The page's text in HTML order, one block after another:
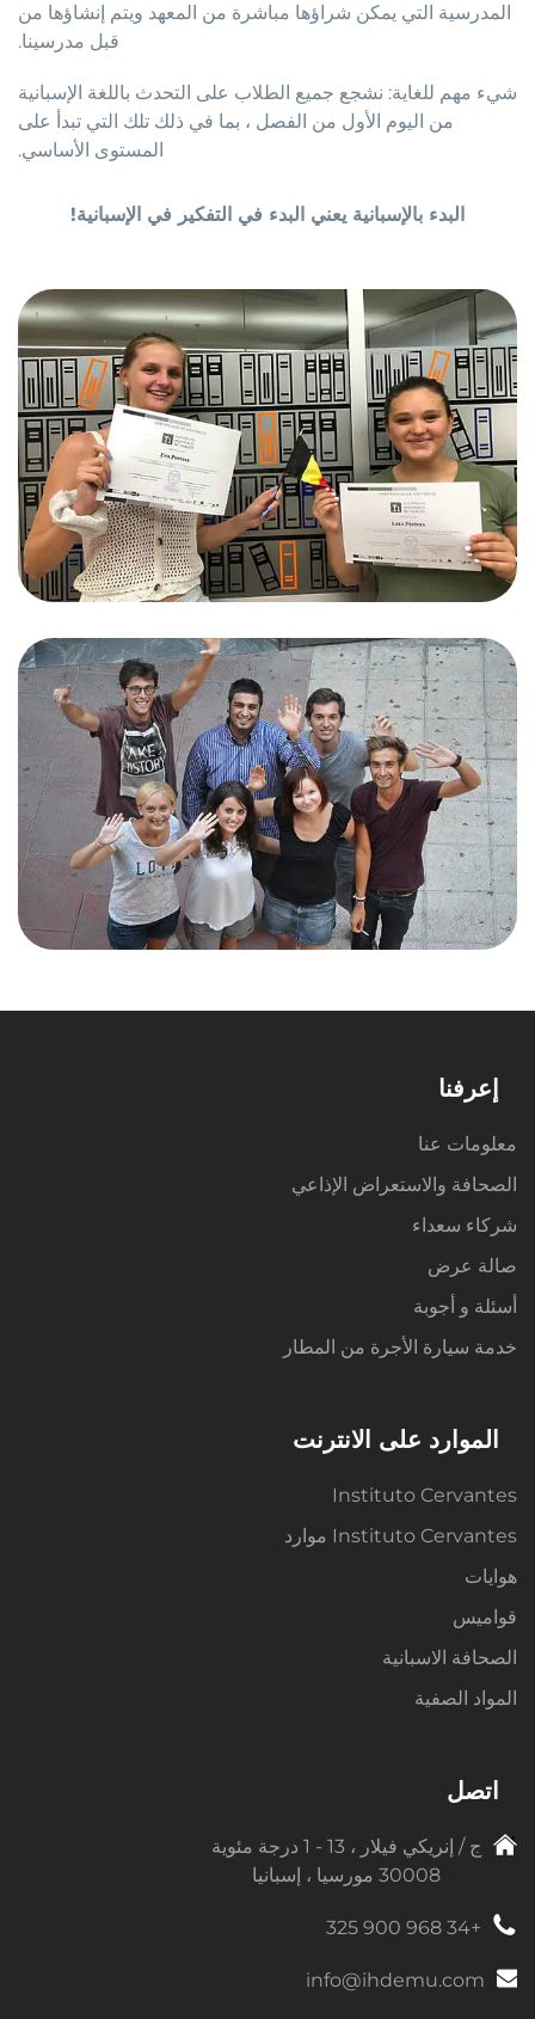
المدرسية التي يمكن شراؤها مباشرة من المعهد ويتم إنشاؤها من
قبل مدرسينا.
شيء مهم للغاية: نشجع جميع الطلاب على التحدث باللغة الإسبانية
من اليوم الأول من الفصل ، بما في ذلك تلك التي تبدأ على
المستوى الأساسي.
البدء بالإسبانية يعني البدء في التفكير في الإسبانية!
إعرفنا
معلومات عنا
الصحافة والاستعراض الإذاعي
شركاء سعداء
صالة عرض
أسئلة و أجوبة
خدمة سيارة الأجرة من المطار
الموارد على الانترنت
Instituto Cervantes
Instituto Cervantes موارد
هوايات
قواميس
الصحافة الاسبانية
المواد الصفية
اتصل
ج / إنريكي فيلار ، 13 - 1 درجة مئوية
30008 مورسيا ، إسبانيا
+34 968 900 325
info@ihdemu.com